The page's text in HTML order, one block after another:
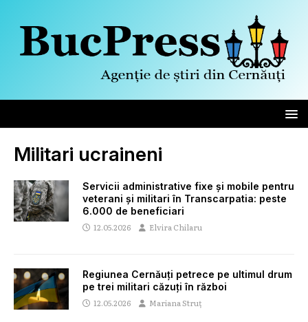
Militari ucraineni
Servicii administrative fixe și mobile pentru
veterani și militari în Transcarpatia: peste
6.000 de beneficiari
12.05.2026 Elvira Chilaru
Regiunea Cernăuți petrece pe ultimul drum
pe trei militari căzuți în război
12.05.2026 Mariana Struț